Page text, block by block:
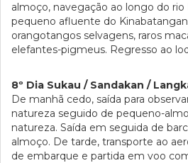
almoço, navegação ao longo do
pequeno afluente do
orangotangos selvagens, raros
elefantes-pigmeus. Regresso ao
8º Dia Sukau / Sandakan /
De manhã cedo, saída para
natureza seguido de pequeno-
natureza. Saída em seguida de
almoço. De tarde, transporte ao
de embarque e partida em voo